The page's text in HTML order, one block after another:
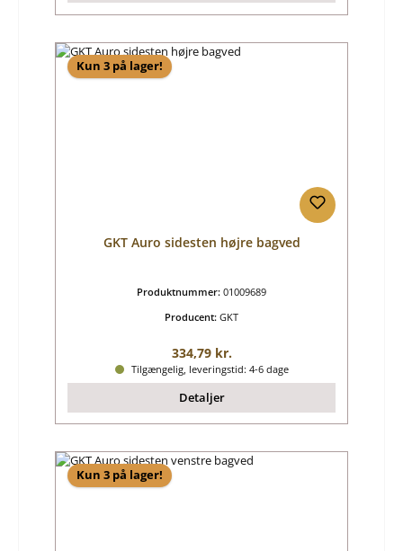
Kun 3 på lager!
GKT Auro sidesten højre bagved
Produktnummer: 01009689
Producent: GKT
Almindelig pris:
334,79 kr.
Tilgængelig, leveringstid: 4-6 dage
Detaljer
Kun 3 på lager!